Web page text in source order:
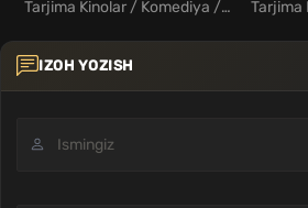
Tarjima Kinolar / Komediya / Xorij Kinolar Uzbek Tilida
IZOH YOZISH